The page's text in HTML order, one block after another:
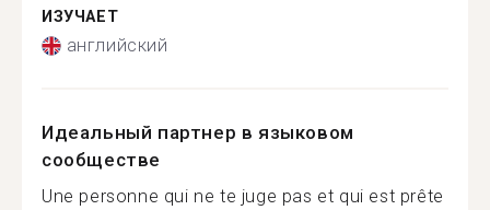
ИЗУЧАЕТ
английский
Идеальный партнер в языковом
сообществе
Une personne qui ne te juge pas et qui est prête